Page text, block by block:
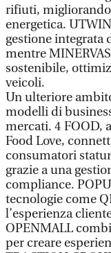
rifiuti, migliorando
energetica.
gestione
mentre
sostenibile,
veicoli.
Un ulteriore
modelli di
mercati. 4 FOOD,
Food Love,
consumatori
grazie a una
compliance.
tecnologie come
l’esperienza
OPENMALL
per creare